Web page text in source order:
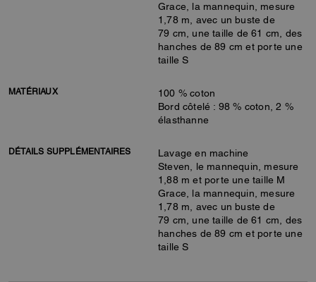
Grace, la mannequin, mesure
1,78 m, avec un buste de
79 cm, une taille de 61 cm, des
hanches de 89 cm et porte une
taille S
MATÉRIAUX
100 % coton
Bord côtelé : 98 % coton, 2 %
élasthanne
DÉTAILS SUPPLÉMENTAIRES
Lavage en machine
Steven, le mannequin, mesure
1,88 m et porte une taille M
Grace, la mannequin, mesure
1,78 m, avec un buste de
79 cm, une taille de 61 cm, des
hanches de 89 cm et porte une
taille S